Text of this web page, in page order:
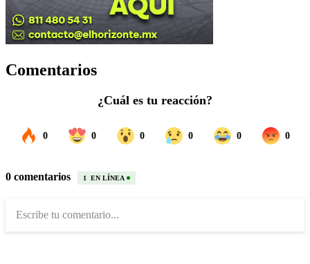
Comentarios